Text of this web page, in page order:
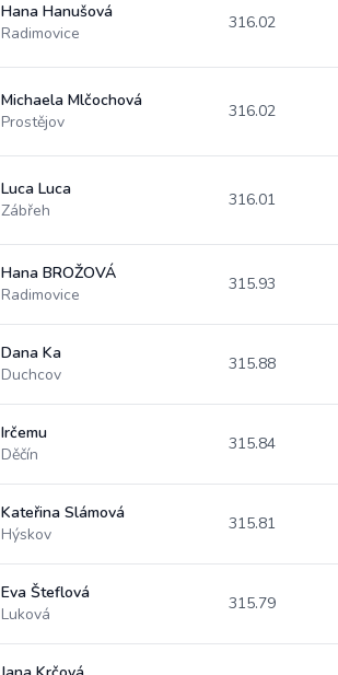
Hana Hanušová
Radimovice
316.02
Michaela Mlčochová
Prostějov
316.02
Luca Luca
Zábřeh
316.01
Hana BROŽOVÁ
Radimovice
315.93
Dana Ka
Duchcov
315.88
Irčemu
Děčín
315.84
Kateřina Slámová
Hýskov
315.81
Eva Šteflová
Luková
315.79